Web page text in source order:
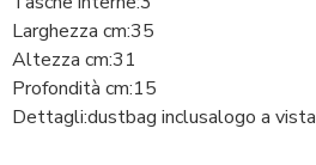
Larghezza cm:35
Altezza cm:31
Profondità cm:15
Dettagli:dustbag inclusalogo a vista